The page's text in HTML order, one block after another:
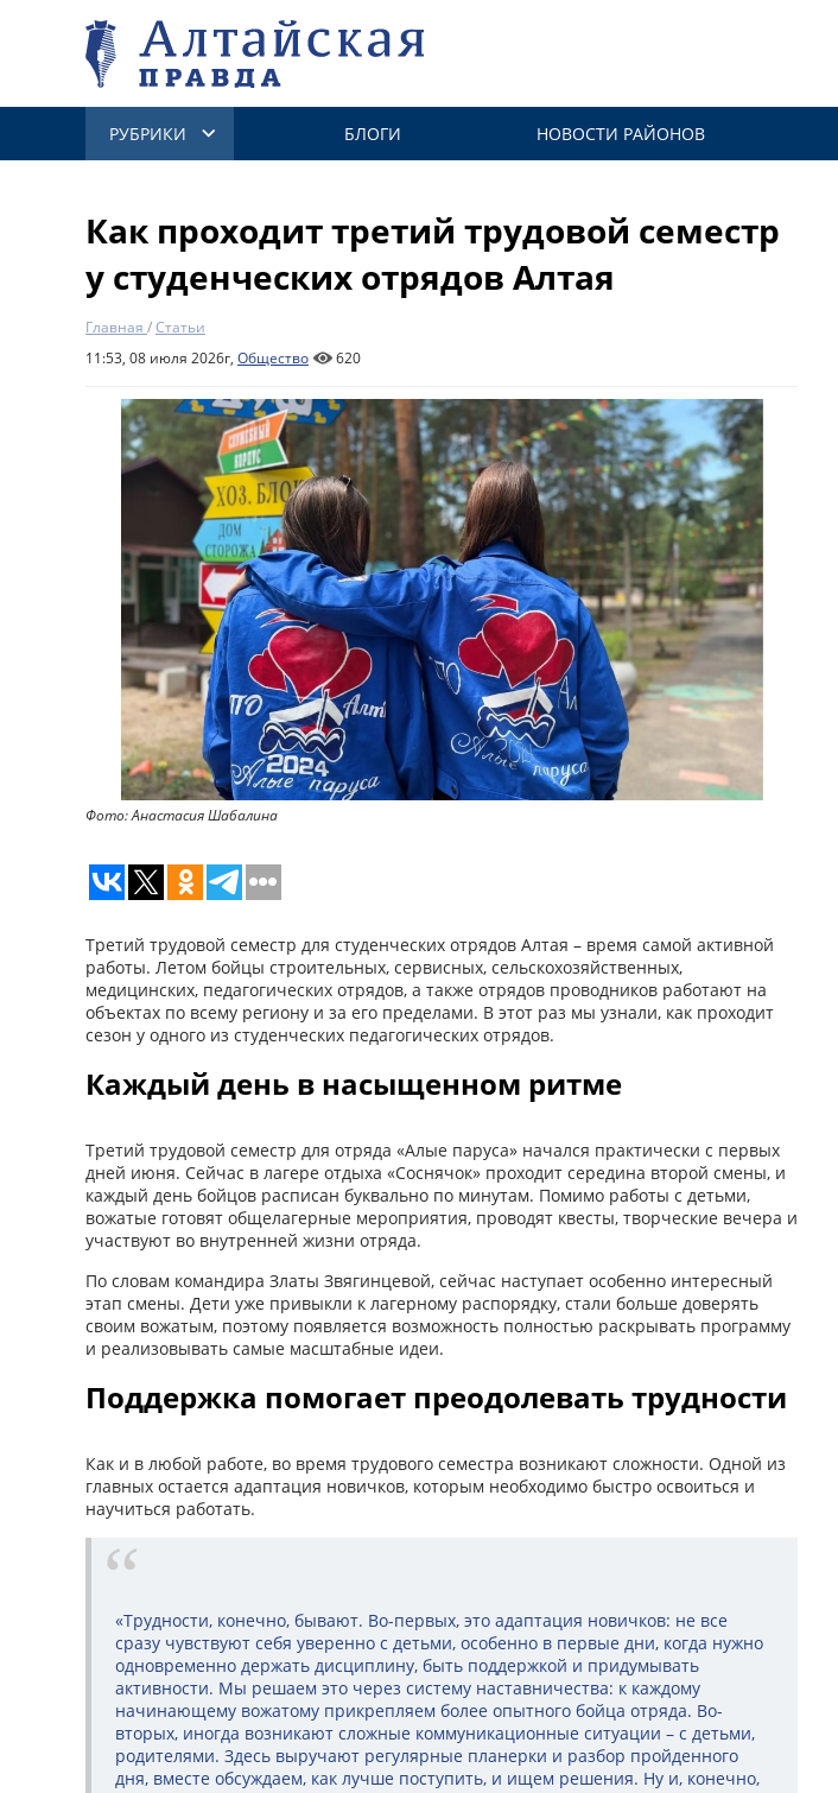
РУБРИКИ БЛОГИ НОВОСТИ РАЙОНОВ
Как проходит третий трудовой семестр
у студенческих отрядов Алтая
Главная /Статьи
11:53, 08 июля 2026г, Общество 620
Фото: Анастасия Шабалина
Третий трудовой семестр для студенческих отрядов Алтая – время самой активной
работы. Летом бойцы строительных, сервисных, сельскохозяйственных,
медицинских, педагогических отрядов, а также отрядов проводников работают на
объектах по всему региону и за его пределами. В этот раз мы узнали, как проходит
сезон у одного из студенческих педагогических отрядов.
Каждый день в насыщенном ритме
Третий трудовой семестр для отряда «Алые паруса» начался практически с первых
дней июня. Сейчас в лагере отдыха «Соснячок» проходит середина второй смены, и
каждый день бойцов расписан буквально по минутам. Помимо работы с детьми,
вожатые готовят общелагерные мероприятия, проводят квесты, творческие вечера и
участвуют во внутренней жизни отряда.
По словам командира Златы Звягинцевой, сейчас наступает особенно интересный
этап смены. Дети уже привыкли к лагерному распорядку, стали больше доверять
своим вожатым, поэтому появляется возможность полностью раскрывать программу
и реализовывать самые масштабные идеи.
Поддержка помогает преодолевать трудности
Как и в любой работе, во время трудового семестра возникают сложности. Одной из
главных остается адаптация новичков, которым необходимо быстро освоиться и
научиться работать.
«Трудности, конечно, бывают. Во-первых, это адаптация новичков: не все
сразу чувствуют себя уверенно с детьми, особенно в первые дни, когда нужно
одновременно держать дисциплину, быть поддержкой и придумывать
активности. Мы решаем это через систему наставничества: к каждому
начинающему вожатому прикрепляем более опытного бойца отряда. Во-
вторых, иногда возникают сложные коммуникационные ситуации – с детьми,
родителями. Здесь выручают регулярные планерки и разбор пройденного
дня, вместе обсуждаем, как лучше поступить, и ищем решения. Ну и, конечно,